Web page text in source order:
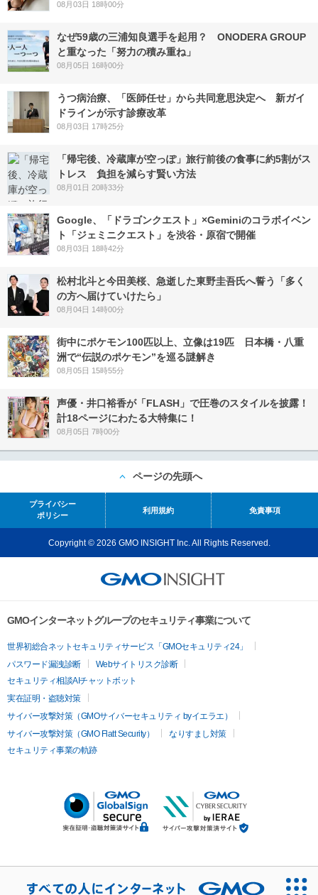
08月03日 18時00分
なぜ59歳の三浦知良選手を起用？ ONODERA GROUP
と重なった「努力の積み重ね」
08月05日 16時00分
うつ病治療、「医師任せ」から共同意思決定へ 新ガイ
ドラインが示す診療改革
08月03日 17時25分
「帰宅後、冷蔵庫が空っぽ」旅行前後の食事に約5割がス
トレス 負担を減らす賢い方法
08月01日 20時33分
Google、「ドラゴンクエスト」×Geminiのコラボイベン
ト「ジェミニクエスト」を渋谷・原宿で開催
08月03日 18時42分
松村北斗と今田美桜、急逝した東野圭吾氏へ誓う「多く
の方へ届けていけたら」
08月04日 14時00分
街中にポケモン100匹以上、立像は19匹 日本橋・八重
洲で“伝説のポケモン”を巡る謎解き
08月05日 15時55分
声優・井口裕香が「FLASH」で圧巻のスタイルを披露！
計18ページにわたる大特集に！
08月05日 7時00分
ページの先頭へ
プライバシー
ポリシー
利用規約 免責事項
Copyright © 2026 GMO INSIGHT Inc. All Rights Reserved.
GMOインターネットグループのセキュリティ事業について
世界初総合ネットセキュリティサービス「GMOセキュリティ24」
パスワード漏洩診断
Webサイトリスク診断
セキュリティ相談AIチャットボット
実在証明・盗聴対策
サイバー攻撃対策（GMOサイバーセキュリティ byイエラエ）
サイバー攻撃対策（GMO Flatt Security）
なりすまし対策
セキュリティ事業の軌跡